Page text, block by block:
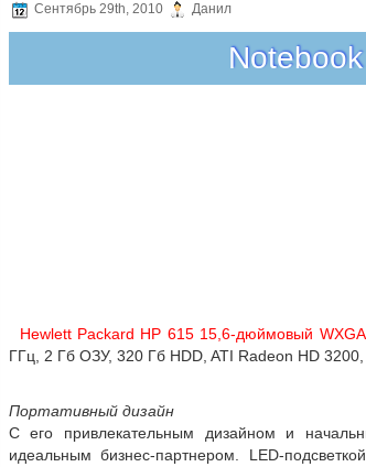
Сентябрь 29th, 2010 Данил
Hewlett Packard HP 615 15,6-дюймовый
ГГц, 2 Гб ОЗУ, 320 Гб HDD, ATI Radeon HD
Портативный дизайн
С его привлекательным дизайном и
идеальным бизнес-партнером. LED-